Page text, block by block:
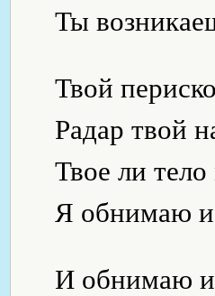
Ты
Твой
Радар твой
Твое ли
Я обнимаю
И обнимаю